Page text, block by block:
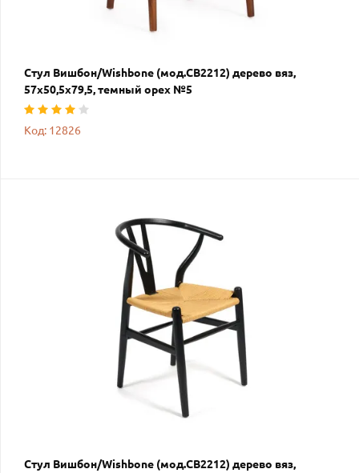
Стул Вишбон/Wishbone (мод.CB2212) дерево вяз,
57х50,5х79,5, темный орех №5
Код: 12826
Стул Вишбон/Wishbone (мод.CB2212) дерево вяз,